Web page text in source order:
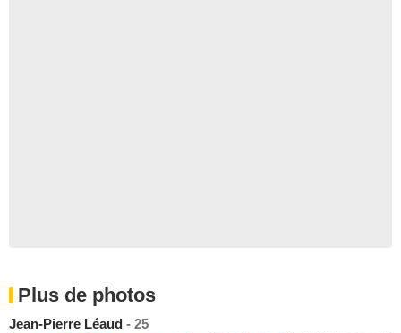
Plus de photos
Jean-Pierre Léaud - 25